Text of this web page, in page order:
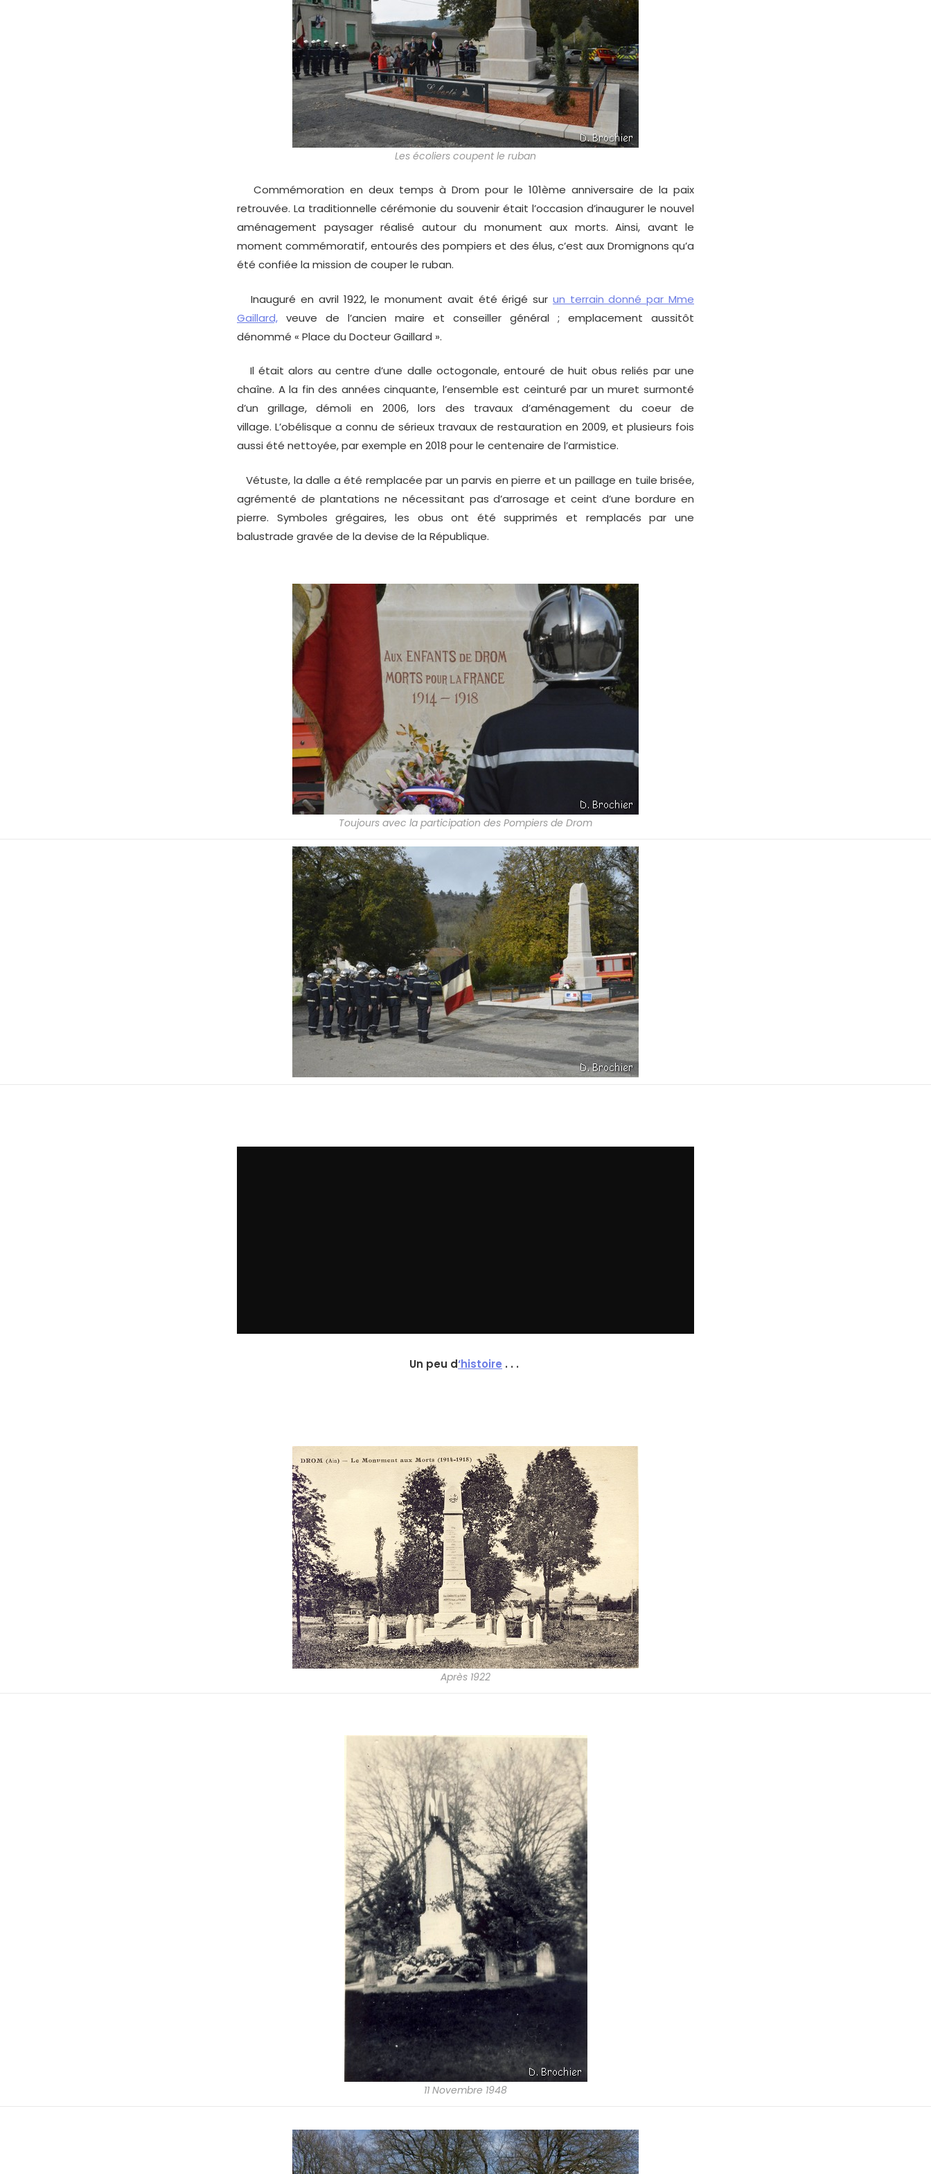
Les écoliers coupent le ruban
Commémoration en deux temps à Drom pour le 101ème anniversaire de la paix
retrouvée. La traditionnelle cérémonie du souvenir était l’occasion d’inaugurer le nouvel
aménagement paysager réalisé autour du monument aux morts. Ainsi, avant le
moment commémoratif, entourés des pompiers et des élus, c’est aux Dromignons qu’a
été confiée la mission de couper le ruban.
Inauguré en avril 1922, le monument avait été érigé sur un terrain donné par Mme
Gaillard, veuve de l’ancien maire et conseiller général ; emplacement aussitôt
dénommé « Place du Docteur Gaillard ».
Il était alors au centre d’une dalle octogonale, entouré de huit obus reliés par une
chaîne. A la fin des années cinquante, l’ensemble est ceinturé par un muret surmonté
d’un grillage, démoli en 2006, lors des travaux d’aménagement du coeur de
village. L’obélisque a connu de sérieux travaux de restauration en 2009, et plusieurs fois
aussi été nettoyée, par exemple en 2018 pour le centenaire de l’armistice.
Vétuste, la dalle a été remplacée par un parvis en pierre et un paillage en tuile brisée,
agrémenté de plantations ne nécessitant pas d’arrosage et ceint d’une bordure en
pierre. Symboles grégaires, les obus ont été supprimés et remplacés par une
balustrade gravée de la devise de la République.
Toujours avec la participation des Pompiers de Drom
Un peu d‘histoire . . .
Après 1922
11 Novembre 1948